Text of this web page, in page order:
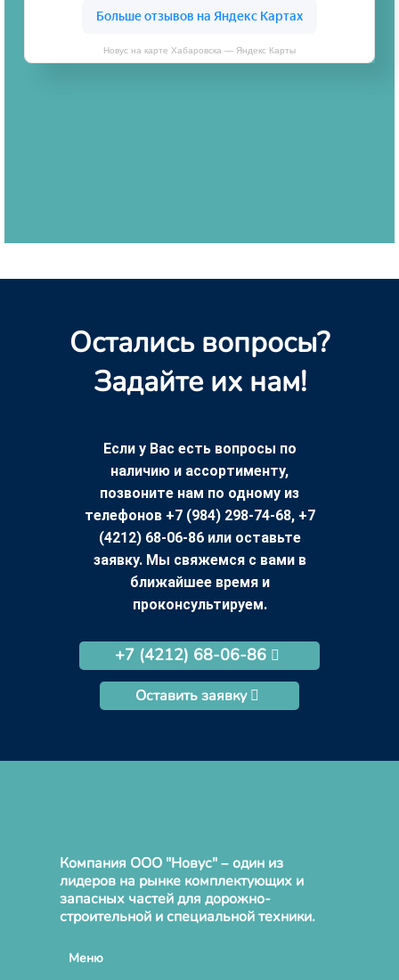
Новус на карте Хабаровска — Яндекс Карты
Остались вопросы?
Задайте их нам!
Если у Вас есть вопросы по
наличию и ассортименту,
позвоните нам по одному из
телефонов +7 (984) 298-74-68, +7
(4212) 68-06-86 или оставьте
заявку. Мы свяжемся с вами в
ближайшее время и
проконсультируем.
+7 (4212) 68-06-86
Оставить заявку
Компания ООО "Новус" – один из
лидеров на рынке комплектующих и
запасных частей для дорожно-
строительной и специальной техники.
Меню